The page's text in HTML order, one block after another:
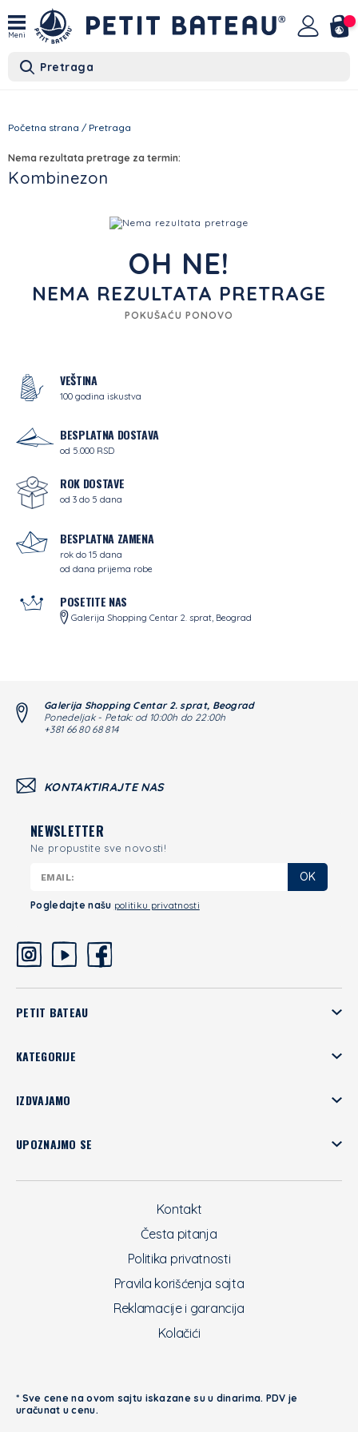
Meni
Pretraga
Početna strana / Pretraga
Nema rezultata pretrage za termin:
Kombinezon
OH NE!
NEMA REZULTATA PRETRAGE
POKUŠAĆU PONOVO
VEŠTINA
100 godina iskustva
BESPLATNA DOSTAVA
od 5.000 RSD
ROK DOSTAVE
od 3 do 5 dana
BESPLATNA ZAMENA
rok do 15 dana
od dana prijema robe
POSETITE NAS
Galerija Shopping Centar 2. sprat, Beograd
Galerija Shopping Centar 2. sprat, Beograd
Ponedeljak - Petak: od 10:00h do 22:00h
+381 66 80 68 814
KONTAKTIRAJTE NAS
NEWSLETTER
Ne propustite sve novosti!
OK
Pogledajte našu politiku privatnosti
PETIT BATEAU
KATEGORIJE
IZDVAJAMO
UPOZNAJMO SE
Kontakt
Česta pitanja
Politika privatnosti
Pravila korišćenja sajta
Reklamacije i garancija
Kolačići
* Sve cene na ovom sajtu iskazane su u dinarima. PDV je
uračunat u cenu.